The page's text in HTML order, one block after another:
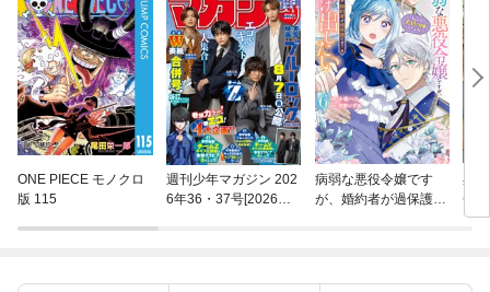
ONE PIECE モノクロ
版 115
週刊少年マガジン 202
6年36・37号[2026年8
病弱な悪役令嬢です
が、婚約者が過保護す
異
(22)